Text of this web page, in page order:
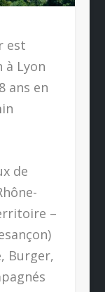
est
à Lyon
ans en
de
–
Burger,